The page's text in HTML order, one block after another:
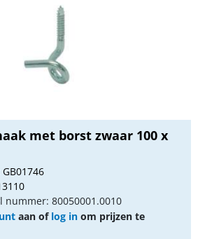
met borst zwaar 100 x
nummer: 80050001.0010
aan of log in om prijzen te